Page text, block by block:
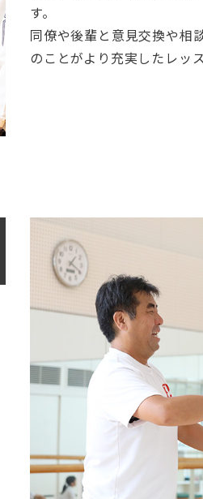
す。
同僚や後輩と意見交換や相
のことがより充実したレッ